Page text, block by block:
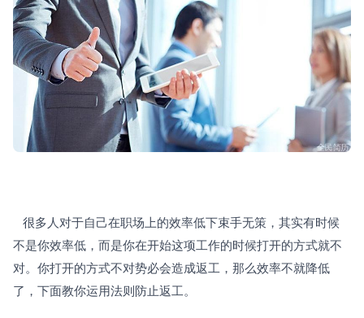
不是你效率低，而是你在开始这项工作的时候打开的方式就不
对。你打开的方式不对势必会造成返工，那么效率不就降低
了，下面教你运用法则防止返工。